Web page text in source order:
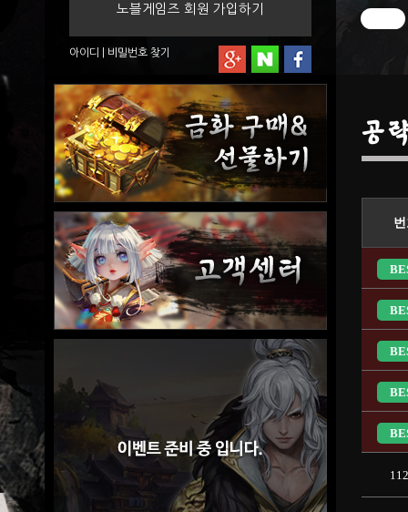
노블게임즈 회원 가입하기
아이디 비밀번호 찾기
공